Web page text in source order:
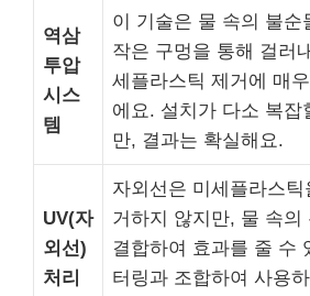
역삼
투압
시스
템
이 기술은 물 속의 불순
작은 구멍을 통해 걸러
세플라스틱 제거에 매
에요. 설치가 다소 복잡
만, 결과는 확실해요.
UV(자
외선)
처리
자외선은 미세플라스틱
거하지 않지만, 물 속의
결합하여 효과를 줄 수
터링과 조합하여 사용